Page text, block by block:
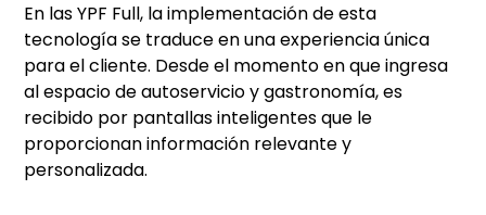
En las YPF Full, la implementación de esta
tecnología se traduce en una experiencia única
para el cliente. Desde el momento en que ingresa
al espacio de autoservicio y gastronomía, es
recibido por pantallas inteligentes que le
proporcionan información relevante y
personalizada.